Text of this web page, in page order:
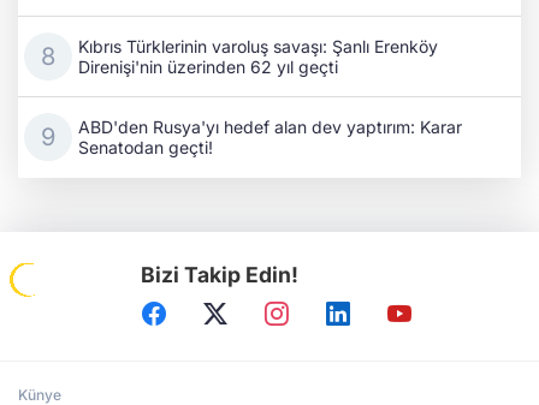
Kıbrıs Türklerinin varoluş savaşı: Şanlı Erenköy
Direnişi'nin üzerinden 62 yıl geçti
ABD'den Rusya'yı hedef alan dev yaptırım: Karar
Senatodan geçti!
Bizi Takip Edin!
Künye